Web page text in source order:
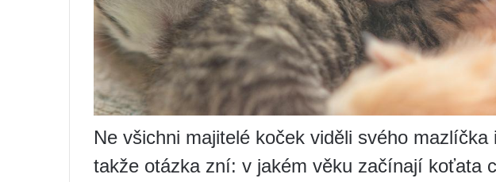
Ne všichni majitelé koček viděli svého mazlíčka
takže otázka zní: v jakém věku začínají koťata